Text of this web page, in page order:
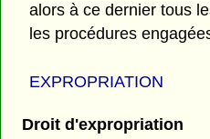
alors à ce dernier tous
les procédures
EXPROPRIATION
Droit d'expropriation